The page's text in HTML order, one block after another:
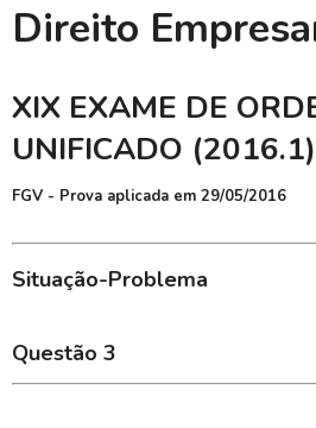
Direito
XIX EXAME DE
UNIFICADO (2016.1)
FGV - Prova aplicada em 29/05/2016
Situação-Problema
Questão 3